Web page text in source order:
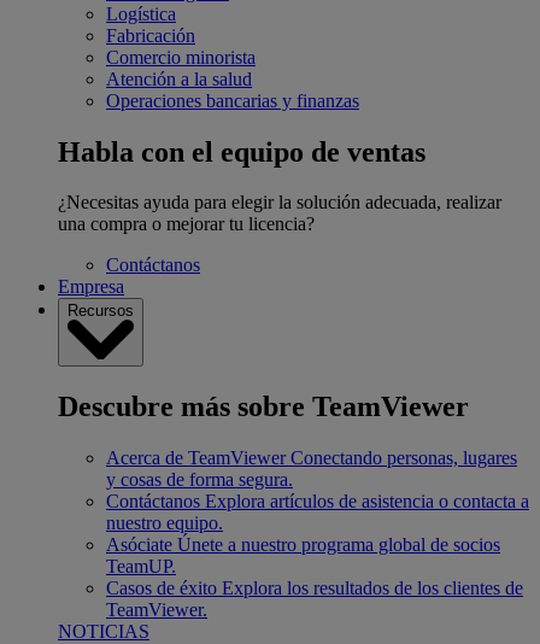
Logística
Fabricación
Comercio minorista
Atención a la salud
Operaciones bancarias y finanzas
Habla con el equipo de ventas
¿Necesitas ayuda para elegir la solución adecuada, realizar
una compra o mejorar tu licencia?
Contáctanos
Empresa
Recursos
Descubre más sobre TeamViewer
Acerca de TeamViewer Conectando personas, lugares
y cosas de forma segura.
Contáctanos Explora artículos de asistencia o contacta a
nuestro equipo.
Asóciate Únete a nuestro programa global de socios
TeamUP.
Casos de éxito Explora los resultados de los clientes de
TeamViewer.
NOTICIAS